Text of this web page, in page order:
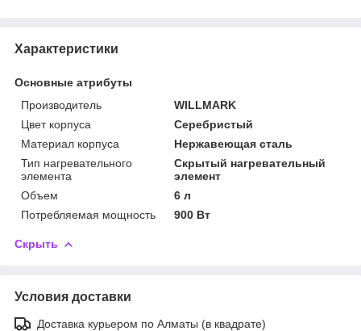
Характеристики
Основные атрибуты
Производитель
WILLMARK
Цвет корпуса
Серебристый
Материал корпуса
Нержавеющая сталь
Тип нагревательного
элемента
Скрытый нагревательный
элемент
Объем
6 л
Потребляемая мощность
900 Вт
Скрыть
Условия доставки
Доставка курьером по Алматы (в квадрате)